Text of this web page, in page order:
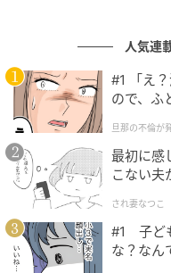
人気連
#1 「え
ので、ふ
クチャに
旦那の不倫が
最初に感
こない夫
され妻なつこ
#1 子ど
な？なん